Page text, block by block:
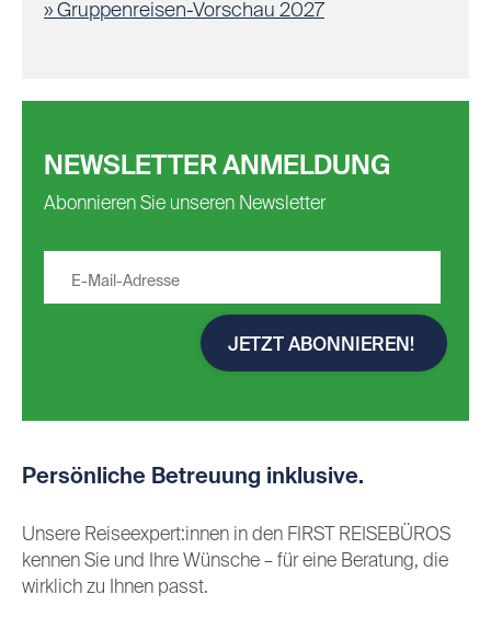
Gruppenreisen-Vorschau 2027
NEWSLETTER ANMELDUNG
Abonnieren Sie unseren Newsletter
JETZT ABONNIEREN!
Persönliche Betreuung inklusive.
Unsere Reiseexpert:innen in den FIRST REISEBÜROS
kennen Sie und Ihre Wünsche – für eine Beratung, die
wirklich zu Ihnen passt.